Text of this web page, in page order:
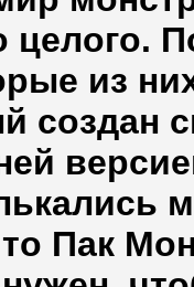
целого.
из
создан
Пак